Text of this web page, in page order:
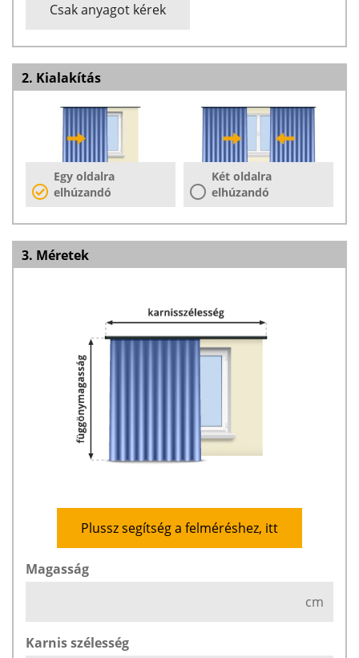
Csak anyagot kérek
2. Kialakítás
Egy oldalra
elhúzandó
Két oldalra
elhúzandó
3. Méretek
Plussz segítség a felméréshez, itt
Magasság
cm
Karnis szélesség